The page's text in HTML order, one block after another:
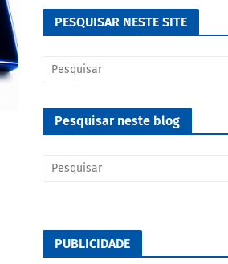
PESQUISAR NESTE SITE
Pesquisar neste blog
PUBLICIDADE